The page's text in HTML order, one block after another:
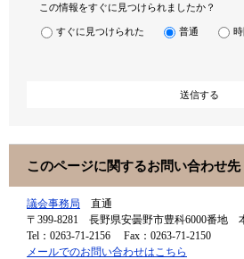
この情報をすぐに見つけられましたか？
すぐに見つけられた 普通
このページに関するお問い合わせ先
議会事務局
直通
〒399-8281
長野県安曇野市豊科6000番地
Tel：0263-71-2156
Fax：0263-71-2150
メールでのお問い合わせはこちら